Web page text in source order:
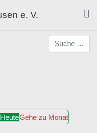
Suchen
HeuteGehe zu Monat